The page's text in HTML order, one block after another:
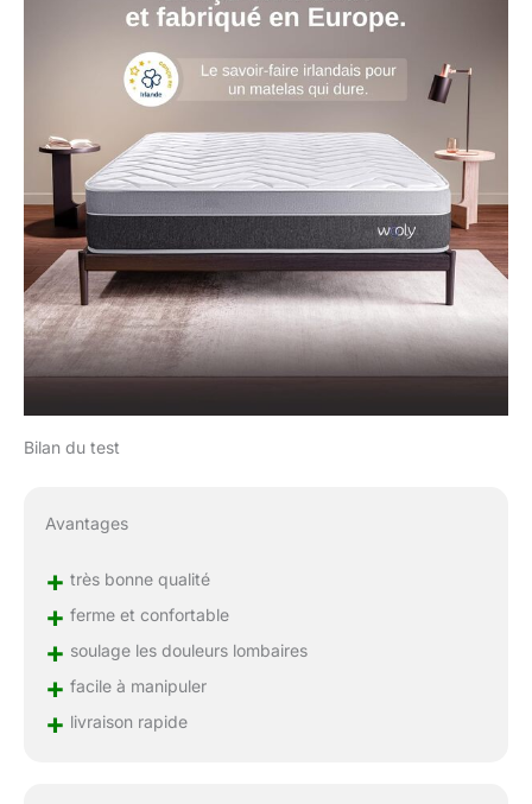
Bilan du test
Avantages
+ très bonne qualité
+ ferme et confortable
+ soulage les douleurs lombaires
+ facile à manipuler
+ livraison rapide